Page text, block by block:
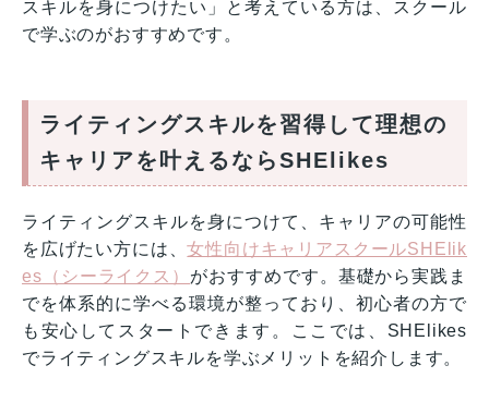
スキルを身につけたい」と考えている方は、スクール
で学ぶのがおすすめです。
ライティングスキルを習得して理想の
キャリアを叶えるならSHElikes
ライティングスキルを身につけて、キャリアの可能性
を広げたい方には、女性向けキャリアスクールSHElik
es（シーライクス） がおすすめです。基礎から実践ま
でを体系的に学べる環境が整っており、初心者の方で
も安心してスタートできます。ここでは、SHElikes
でライティングスキルを学ぶメリットを紹介します。